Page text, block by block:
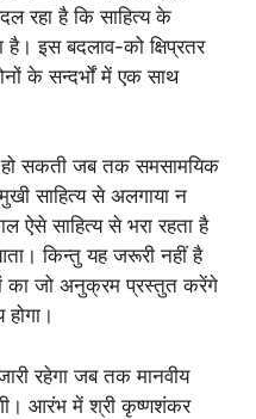
रहा है कि साहित्य के
इस बदलाव-को क्षिप्रतर
के सन्दर्भों में एक साथ
सकती जब तक समसामयिक
साहित्य से अलगाया न
साहित्य से भरा रहता है
किन्तु यह जरूरी नहीं है
का जो अनुक्रम प्रस्तुत करेंगे
रहेगा जब तक मानवीय
आरंभ में श्री कृष्णशंकर